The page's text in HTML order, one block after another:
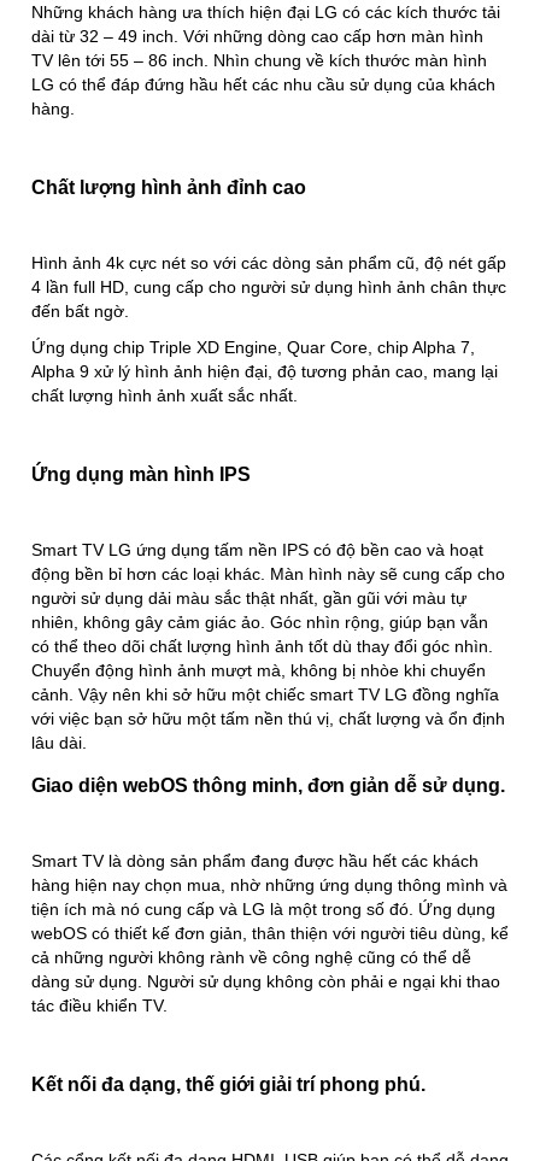
Những khách hàng ưa thích hiện đại LG có các kích thước tải
dài từ 32 – 49 inch. Với những dòng cao cấp hơn màn hình
TV lên tới 55 – 86 inch. Nhìn chung về kích thước màn hình
LG có thể đáp đứng hầu hết các nhu cầu sử dụng của khách
hàng.
Chất lượng hình ảnh đỉnh cao
Hình ảnh 4k cực nét so với các dòng sản phẩm cũ, độ nét gấp
4 lần full HD, cung cấp cho người sử dụng hình ảnh chân thực
đến bất ngờ.
Ứng dụng chip Triple XD Engine, Quar Core, chip Alpha 7,
Alpha 9 xử lý hình ảnh hiện đại, độ tương phản cao, mang lại
chất lượng hình ảnh xuất sắc nhất.
Ứng dụng màn hình IPS
Smart TV LG ứng dụng tấm nền IPS có độ bền cao và hoạt
động bền bỉ hơn các loại khác. Màn hình này sẽ cung cấp cho
người sử dụng dải màu sắc thật nhất, gần gũi với màu tự
nhiên, không gây cảm giác ảo. Góc nhìn rộng, giúp bạn vẫn
có thể theo dõi chất lượng hình ảnh tốt dù thay đổi góc nhìn.
Chuyển động hình ảnh mượt mà, không bị nhòe khi chuyển
cảnh. Vậy nên khi sở hữu một chiếc smart TV LG đồng nghĩa
với việc bạn sở hữu một tấm nền thú vị, chất lượng và ổn định
lâu dài.
Giao diện webOS thông minh, đơn giản dễ sử dụng.
Smart TV là dòng sản phẩm đang được hầu hết các khách
hàng hiện nay chọn mua, nhờ những ứng dụng thông mình và
tiện ích mà nó cung cấp và LG là một trong số đó. Ứng dụng
webOS có thiết kế đơn giản, thân thiện với người tiêu dùng, kể
cả những người không rành về công nghệ cũng có thể dễ
dàng sử dụng. Người sử dụng không còn phải e ngại khi thao
tác điều khiển TV.
Kết nối đa dạng, thế giới giải trí phong phú.